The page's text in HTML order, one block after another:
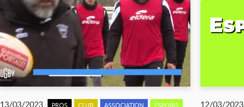
13/03/2023 PROS CLUB ASSOCIATION
ESPOIRS
12/03/2023